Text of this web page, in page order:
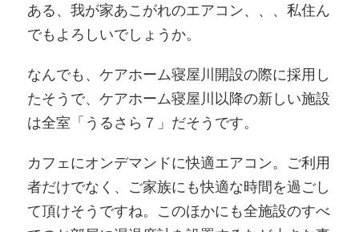
ある、我が家あこがれのエアコン、、、私住ん
でもよろしいでしょうか。
なんでも、ケアホーム寝屋川開設の際に採用し
たそうで、ケアホーム寝屋川以降の新しい施設
は全室「うるさら７」だそうです。
カフェにオンデマンドに快適エアコン。ご利用
者だけでなく、ご家族にも快適な時間を過ごし
て頂けそうですね。このほかにも全施設のすべ